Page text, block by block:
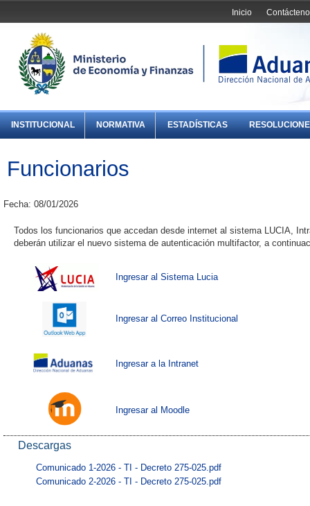
Inicio
INSTITUCIONAL NORMATIVA ESTADÍSTICAS
Funcionarios
Fecha: 08/01/2026
Todos los funcionarios que accedan desde internet al sistema LUCIA,
deberán utilizar el nuevo sistema de autenticación multifactor, a
Ingresar al Sistema Lucia
Ingresar al Correo Institucional
Ingresar a la Intranet
Ingresar al Moodle
Descargas
Comunicado 1-2026 - TI - Decreto 275-025.pdf
Comunicado 2-2026 - TI - Decreto 275-025.pdf